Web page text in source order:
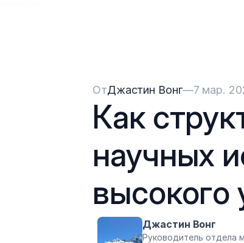
ОтДжастин Вонг—7 мар.
Как
научных
высокого
Джастин Вонг
Руководитель отдела